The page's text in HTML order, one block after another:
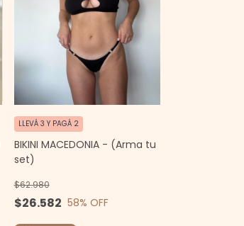
BIKINI MACEDONIA - (Arma tu
set)
$26.582
$62.980
58% OFF
LLEVÁ 3 Y PAGÁ 2